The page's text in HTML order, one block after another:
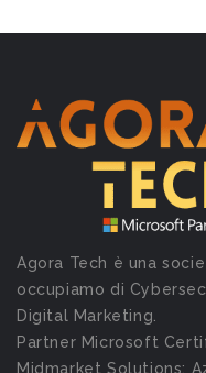
Agora Tech è una
occupiamo di
Digital Marketing.
Partner Microsoft
Midmarket Solutions;